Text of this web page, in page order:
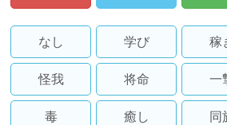
なし 学び 稼
怪我 将命 一
毒 癒し 同